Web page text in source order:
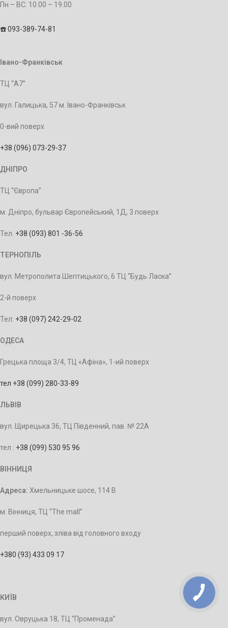
Пн – BC: 10.00 – 19.00
☎️ 093-389-74-81
Івано-Франківськ
ТЦ “А7”
вул. Галицька, 57 м. Івано-Франківськ
0-вий поверх
+38 (096) 073-29-37
ДНІПРО
ТЦ “Європа”
м. Дніпро, бульвар Європейський, 1Д, 3 поверх
Тел. +38 (093) 801 -36-56
ТЕРНОПІЛЬ
вул. Метрополита Шептицького, 6 ТЦ “Будь Ласка”
2-й поверх
Тел: +38 (097) 242-29-02
ОДЕСА
Грецька площа 3/4, ТЦ «Афіна», 1-ий поверх
тел +38 (099) 280-33-89
ЛЬВІВ
вул. Щирецька 36, ТЦ Південний, пав. № 22А
тел : +38 (099) 530 95 96
ВІННИЦЯ
Адреса: Хмельницьке шосе, 114 В
м. Вінниця, ТЦ “The mall”
перший поверх, зліва від головного входу
+380 (93) 433 09 17
КИЇВ
вул. Овруцька 18, ТЦ “Променада”